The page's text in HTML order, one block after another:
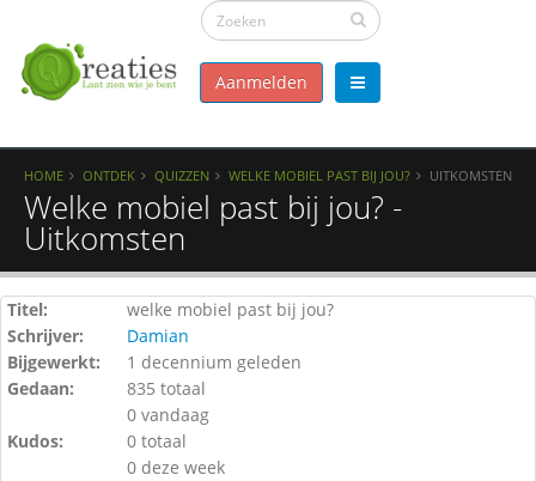
Aanmelden
HOME ONTDEK QUIZZEN WELKE MOBIEL PAST BIJ JOU? UITKOMSTEN
Welke mobiel past bij jou? -
Uitkomsten
Titel:
welke mobiel past bij jou?
Schrijver:
Damian
Bijgewerkt:
1 decennium geleden
Gedaan:
835 totaal
0 vandaag
Kudos:
0 totaal
0 deze week